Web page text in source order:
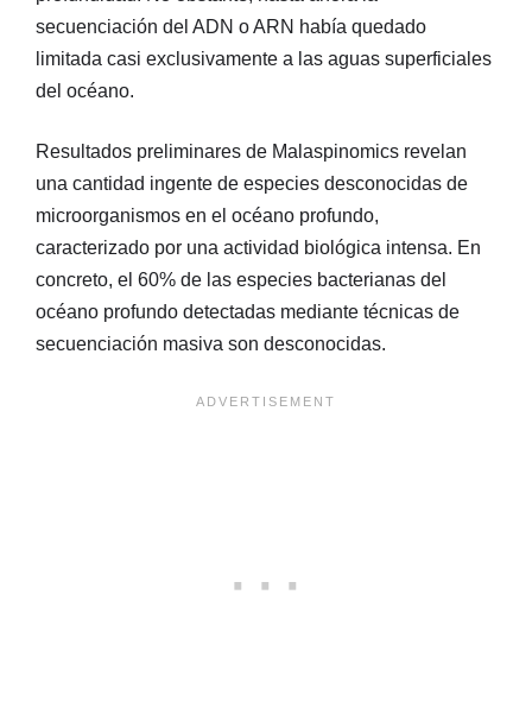
secuenciación del ADN o ARN había quedado
limitada casi exclusivamente a las aguas superficiales
del océano.
Resultados preliminares de Malaspinomics revelan
una cantidad ingente de especies desconocidas de
microorganismos en el océano profundo,
caracterizado por una actividad biológica intensa. En
concreto, el 60% de las especies bacterianas del
océano profundo detectadas mediante técnicas de
secuenciación masiva son desconocidas.